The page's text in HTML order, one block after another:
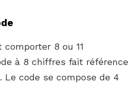
comporter 8 ou 11
à 8 chiffres fait référence
Le code se compose de 4